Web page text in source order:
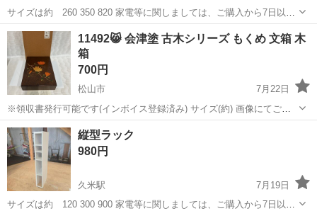
サイズは約 260 350 820 家電等に関しましては、ご購入から7日以内
に 商品の不備や故障があった場合のみ 商品と発行した領収書を併せて
店舗に お持ち込みいただければ、本体代金のご返金対応致します。 そ
の際に発...
愛媛 松山市 久米駅 収納家具 商品
11492😸 会津塗 古木シリーズ もくめ 文箱 木
箱
700円
松山市
7月22日
※領収書発行可能です(インボイス登録済み) サイズ(約) 画像にてご確
認お願いします。 保管されていたもののため、多少の汚れやキズなど
ございます。 箱に汚れや色褪せ、書き込み等あります。 状態など、現
物を見てご判断くださ...
愛媛 松山市 収納家具
縦型ラック
980円
久米駅
7月19日
サイズは約 120 300 900 家電等に関しましては、ご購入から7日以内